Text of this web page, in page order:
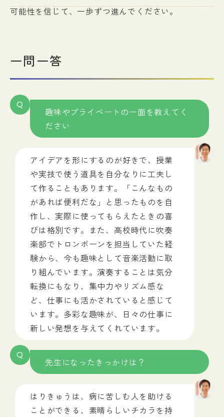
可能性を信じて、一歩ずつ進んでください。
一問一答
趣味やプライベートの一面を教えてく
ださい
Q
アイデアを形にするのが好きで、授業
や実技で使う道具を自分なりに工夫し
て作ることもあります。「こんなもの
があれば便利だな」と思ったものを自
作し、実際に使ってもらえたときの喜
びは格別です。また、高校時代に吹奏
楽部でトロンボーンを担当していた経
験から、今も趣味として音楽活動に取
り組んでいます。演奏することは気分
転換にもなり、集中力やリズム感な
ど、仕事にも活かされていると感じて
います。多彩な趣味が、日々の仕事に
新しい発想を与えてくれています。
先生になったきっかけは？
Q
はりきゅうは、病に苦しむ人を助ける
ことができる、素晴らしいチカラを持